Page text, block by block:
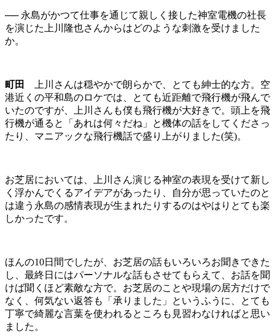
── 永島がかつて仕事を通じて親しく接した神室電機の社長
を演じた上川隆也さんからはどのような刺激を受けました
か。
町田
上川さんは穏やかで朗らかで、とても紳士的な方。空
港近くの平和島のロケでは、とても近距離で飛行機が飛んで
いたのですが、上川さんも僕も飛行機が大好きで。頭上を飛
行機が通ると「あれは何々だね」と機体の話をしてくださっ
たり、マニアックな飛行機話で盛り上がりました(笑)。
お芝居においては、上川さん演じる神室の表現を受けて新し
く浮かんでくるアイデアがあったり、自分が思っていたのと
は違う永島の感情表現が生まれたりするのはやはりとても楽
しかったです。
ほんの10日間でしたが、お芝居の話もいろいろお聞きできた
し、最終日にはパーソナルな話もさせてもらえて、お話を聞
けば聞くほど素敵な方で。お芝居のことや現場の居方だけで
なく、何気ない返答も「承りました」というふうに、とても
丁寧で綺麗な言葉を使われるところも見習わなければと思い
ました。